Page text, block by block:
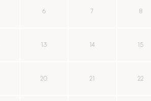
6 7 8
13 14 15
20 21 22